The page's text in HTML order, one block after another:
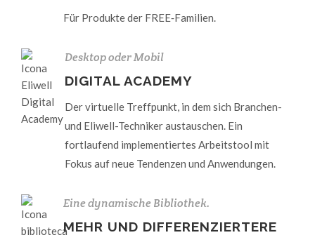
Für Produkte der FREE‑Familien.
Desktop oder Mobil
DIGITAL ACADEMY
Der virtuelle Treffpunkt, in dem sich Branchen-
und Eliwell-Techniker austauschen. Ein
fortlaufend implementiertes Arbeitstool mit
Fokus auf neue Tendenzen und Anwendungen.
Eine dynamische Bibliothek.
MEHR UND DIFFERENZIERTERE